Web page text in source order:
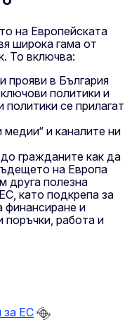
на Европейската
широка гама от
То включва:
прояви в България
политики и
политики се прилагат
медии“ и каналите ни
гражданите как да
на Европа
друга полезна
като подкрепа за
финансиране и
поръчки, работа и
за ЕС